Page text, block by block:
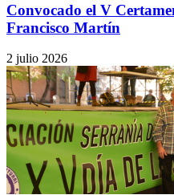
Convocado el V
Francisco Martín
2 julio 2026